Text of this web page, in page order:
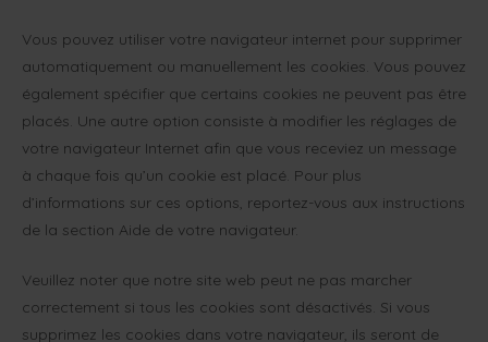
Vous pouvez utiliser votre navigateur internet pour supprimer
automatiquement ou manuellement les cookies. Vous pouvez
également spécifier que certains cookies ne peuvent pas être
placés. Une autre option consiste à modifier les réglages de
votre navigateur Internet afin que vous receviez un message
à chaque fois qu’un cookie est placé. Pour plus
d’informations sur ces options, reportez-vous aux instructions
de la section Aide de votre navigateur.
Veuillez noter que notre site web peut ne pas marcher
correctement si tous les cookies sont désactivés. Si vous
supprimez les cookies dans votre navigateur, ils seront de